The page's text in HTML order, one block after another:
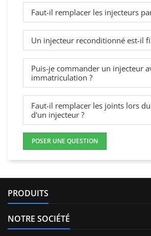
Faut-il remplacer les injecteurs
Un injecteur reconditionné est-il
Puis-je commander un injecteur
immatriculation ?
Faut-il remplacer les joints lors
d'un injecteur ?
POSER UNE QUESTION
PRODUITS
NOTRE SOCIÉTÉ